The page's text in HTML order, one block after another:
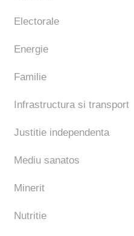
Electorale
Energie
Familie
Infrastructura si transport
Justitie independenta
Mediu sanatos
Minerit
Nutritie